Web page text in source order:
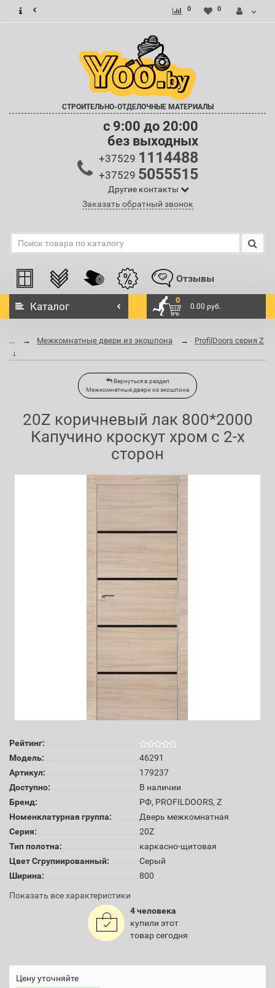
0 0
СТРОИТЕЛЬНО-ОТДЕЛОЧНЫЕ МАТЕРИАЛЫ
c 9:00 до 20:00
без выходных
+37529 1114488
+37529 5055515
Другие контакты
Заказать обратный звонок
Отзывы
Каталог
0
0.00 руб.
... Межкомнатные двери из экошпона ProfilDoors серия Z
Вернуться в раздел
Межкомнатные двери из экошпона
20Z коричневый лак 800*2000
Капучино кроскут хром с 2-х
сторон
Рейтинг:
Модель:
46291
Артикул:
179237
Доступно:
В наличии
Бренд:
РФ, PROFILDOORS, Z
Номенклатурная группа:
Дверь межкомнатная
Серия:
20Z
Тип полотна:
каркасно-щитовая
Цвет Сгрупиированный:
Серый
Ширина:
800
Показать все характеристики
4 человека
купили этот
товар сегодня
Цену уточняйте